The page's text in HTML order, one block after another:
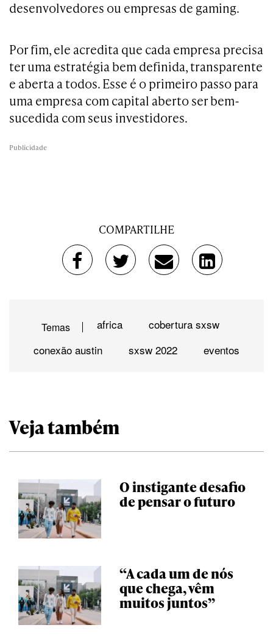
desenvolvedores ou empresas de gaming.
Por fim, ele acredita que cada empresa precisa
ter uma estratégia bem definida, transparente
e aberta a todos. Esse é o primeiro passo para
uma empresa com capital aberto ser bem-
sucedida com seus investidores.
Publicidade
COMPARTILHE
Temas africa
cobertura sxsw
conexão austin
sxsw 2022 eventos
Veja também
O instigante desafio
de pensar o futuro
“A cada um de nós
que chega, vêm
muitos juntos”